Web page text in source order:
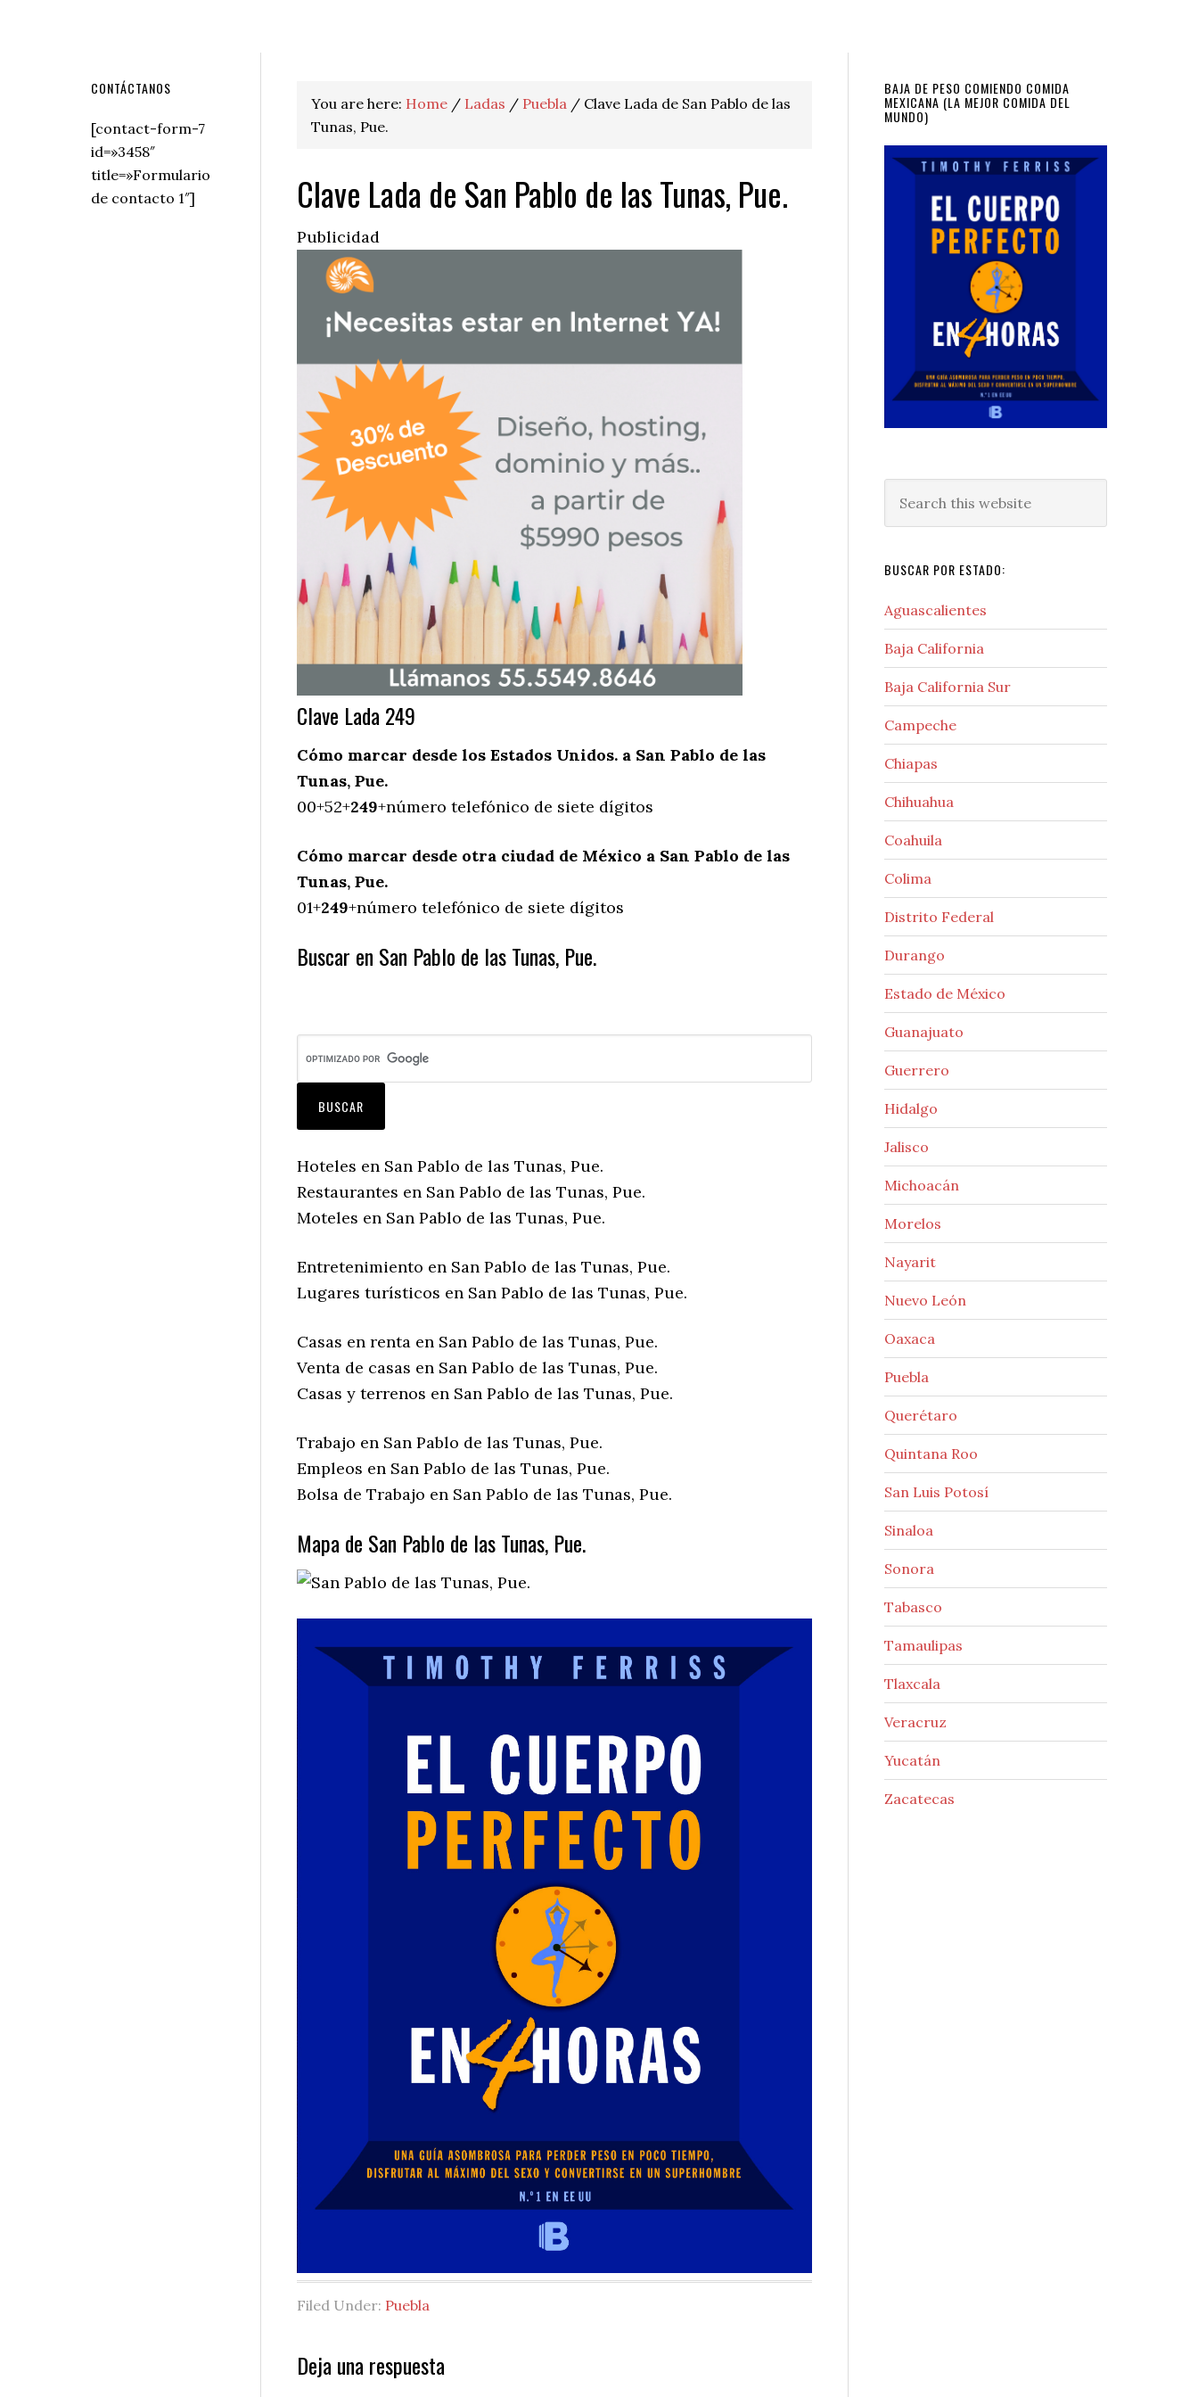
You are here: Home / Ladas / Puebla / Clave Lada de San Pablo de las
Tunas, Pue.
Clave Lada de San Pablo de las Tunas, Pue.
Publicidad
Clave Lada 249
Cómo marcar desde los Estados Unidos. a San Pablo de las
Tunas, Pue.
00+52+249+número telefónico de siete dígitos
Cómo marcar desde otra ciudad de México a San Pablo de las
Tunas, Pue.
01+249+número telefónico de siete dígitos
Buscar en San Pablo de las Tunas, Pue.
Hoteles en San Pablo de las Tunas, Pue.
Restaurantes en San Pablo de las Tunas, Pue.
Moteles en San Pablo de las Tunas, Pue.
Entretenimiento en San Pablo de las Tunas, Pue.
Lugares turísticos en San Pablo de las Tunas, Pue.
Casas en renta en San Pablo de las Tunas, Pue.
Venta de casas en San Pablo de las Tunas, Pue.
Casas y terrenos en San Pablo de las Tunas, Pue.
Trabajo en San Pablo de las Tunas, Pue.
Empleos en San Pablo de las Tunas, Pue.
Bolsa de Trabajo en San Pablo de las Tunas, Pue.
Mapa de San Pablo de las Tunas, Pue.
Filed Under: Puebla
Reader
Deja una respuesta
Primary
Sidebar
BAJA DE PESO COMIENDO COMIDA
MEXICANA (LA MEJOR COMIDA DEL
MUNDO)
this
BUSCAR POR ESTADO:
Aguascalientes
Baja California
Baja California Sur
Campeche
Chiapas
Chihuahua
Coahuila
Colima
Distrito Federal
Durango
Estado de México
Guanajuato
Guerrero
Hidalgo
Jalisco
Michoacán
Morelos
Nayarit
Nuevo León
Oaxaca
Puebla
Querétaro
Quintana Roo
San Luis Potosí
Sinaloa
Sonora
Tabasco
Tamaulipas
Tlaxcala
Veracruz
Yucatán
Zacatecas
Secondary
Sidebar
CONTÁCTANOS
[contact-form-7
id=»3458″
title=»Formulario
de contacto 1″]